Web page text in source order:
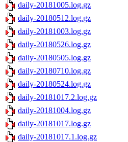
daily-20181005.log.gz
daily-20180512.log.gz
daily-20181003.log.gz
daily-20180526.log.gz
daily-20180505.log.gz
daily-20180710.log.gz
daily-20180524.log.gz
daily-20181017.2.log.gz
daily-20181004.log.gz
daily-20181017.log.gz
daily-20181017.1.log.gz